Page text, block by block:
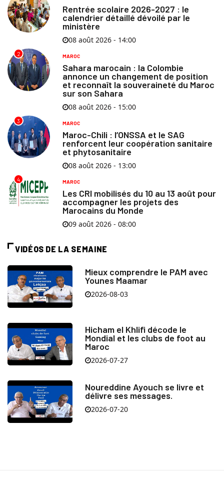
Rentrée scolaire 2026-2027 : le
calendrier détaillé dévoilé par le
ministère
08 août 2026 - 14:00
2 MAROC
Sahara marocain : la Colombie
annonce un changement de position
et reconnaît la souveraineté du Maroc
sur son Sahara
08 août 2026 - 15:00
3 MAROC
Maroc-Chili : l’ONSSA et le SAG
renforcent leur coopération sanitaire
et phytosanitaire
08 août 2026 - 13:00
4 MAROC
Les CRI mobilisés du 10 au 13 août pour
accompagner les projets des
Marocains du Monde
09 août 2026 - 08:00
VIDÉOS DE LA SEMAINE
Mieux comprendre le PAM avec
Younes Maamar
2026-08-03
Hicham el Khlifi décode le
Mondial et les clubs de foot au
Maroc
2026-07-27
Noureddine Ayouch se livre et
délivre ses messages.
2026-07-20